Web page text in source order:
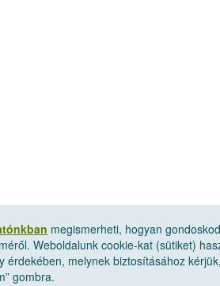
megismerheti, hogyan
Weboldalunk cookie-kat (sütiket)
érdekében, melynek biztosításához
gombra.